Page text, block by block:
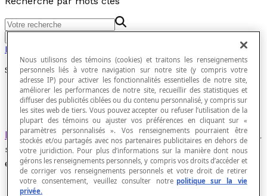
Ensembles
Structure algébrique
Produit cartésiende deux ensembles dans lequel
sont définies deslois de compositioninternes ou
externes et de propriétés de ces lois.
Nous utilisons des témoins (cookies) et traitons les renseignements
personnels liés à votre navigation sur notre site (y compris votre
adresse IP) pour activer les fonctionnalités essentielles de notre site,
améliorer les performances de notre site, recueillir des statistiques et
diffuser des publicités ciblées ou du contenu personnalisé, y compris sur
les sites web de tiers. Vous pouvez accepter ou refuser l’utilisation de la
plupart des témoins ou ajuster vos préférences en cliquant sur «
paramètres personnalisés ». Vos renseignements pourraient être
stockés et/ou partagés avec nos partenaires publicitaires en dehors de
votre juridiction. Pour plus d’informations sur la manière dont nous
gérons les renseignements personnels, y compris vos droits d’accéder et
de corriger vos renseignements personnels et votre droit de retirer
votre consentement, veuillez consulter notre politique sur la vie
privée.